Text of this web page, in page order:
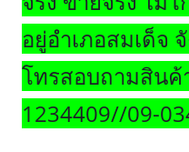
อยู่อำเภอสมเด็จ
โทรสอบถามสินค้
1234409//09-